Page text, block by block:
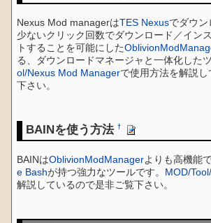
Nexus Mod managerはTES Nexusでダウ
少ないクリック回数でダウンロード／イン
トすることを可能にした
る、ダウンロードマネージャと一体化したツ
ol/Nexus Mod Managerで使用方法を解説
下さい。
BAINを使う方法†
BAINはOblivionModManagerよりも高機能
e Bashが持つ強力なツールです。 MOD/
解説しているので是非ご覧下さい。